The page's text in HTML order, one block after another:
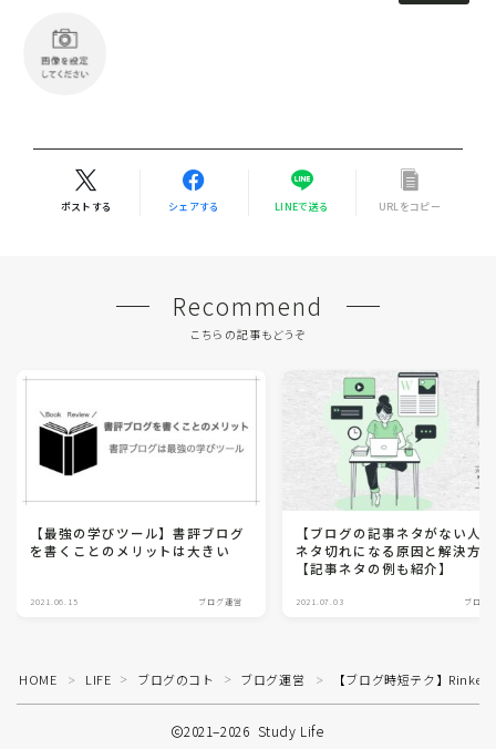
ポストする シェアする LINEで送る URLをコピー
Recommend
こちらの記事もどうぞ
【最強の学びツール】書評ブログ
を書くことのメリットは大きい
2021.06.15 ブログ運営
【ブログの記事ネタがない人
ネタ切れになる原因と解決方法
【記事ネタの例も紹介】
2021.07.03 ブログ
HOME ＞ LIFE ＞ ブログのコト ＞ ブログ運営 ＞ 【ブログ時短テク】
2021–2026 Study Life